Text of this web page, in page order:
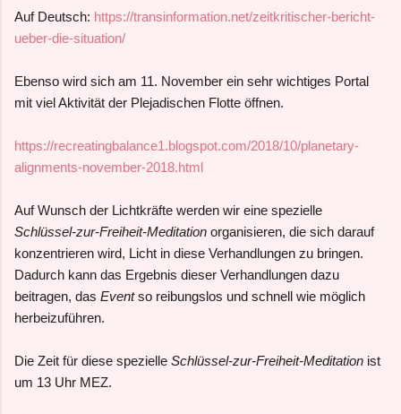
Auf Deutsch: https://transinformation.net/zeitkritischer-bericht-
ueber-die-situation/
Ebenso wird sich am 11. November ein sehr wichtiges Portal
mit viel Aktivität der Plejadischen Flotte öffnen.
https://recreatingbalance1.blogspot.com/2018/10/planetary-
alignments-november-2018.html
Auf Wunsch der Lichtkräfte werden wir eine spezielle
Schlüssel-zur-Freiheit-Meditation organisieren, die sich darauf
konzentrieren wird, Licht in diese Verhandlungen zu bringen.
Dadurch kann das Ergebnis dieser Verhandlungen dazu
beitragen, das Eventso reibungslos und schnell wie möglich
herbeizuführen.
Die Zeit für diese spezielle Schlüssel-zur-Freiheit-Meditation ist
um 13 Uhr MEZ.